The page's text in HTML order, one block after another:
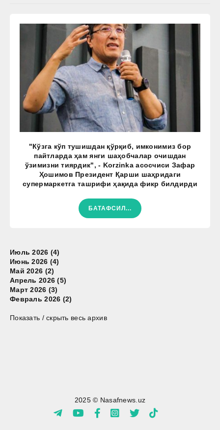
"Кўзга кўп тушишдан қўрқиб, имконимиз бор
пайтларда ҳам янги шаҳобчалар очишдан
ўзимизни тиярдик", - Korzinka асосчиси Зафар
Ҳошимов Президент Қарши шаҳридаги
супермаркетга ташрифи ҳақида фикр билдирди
БАТАФСИЛ...
Июль 2026 (4)
Июнь 2026 (4)
Май 2026 (2)
Апрель 2026 (5)
Март 2026 (3)
Февраль 2026 (2)
Показать / скрыть весь архив
2025 © Nasafnews.uz